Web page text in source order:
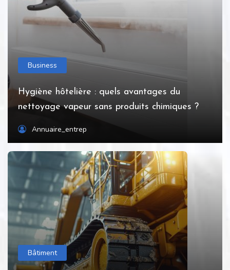
Business
Hygiène hôtelière : quels avantages du
nettoyage vapeur sans produits chimiques ?
Annuaire_entrep
Bâtiment